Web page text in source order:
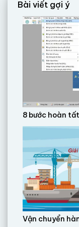
Bài viết gợi ý
8 bước hoàn
Vận chuyển